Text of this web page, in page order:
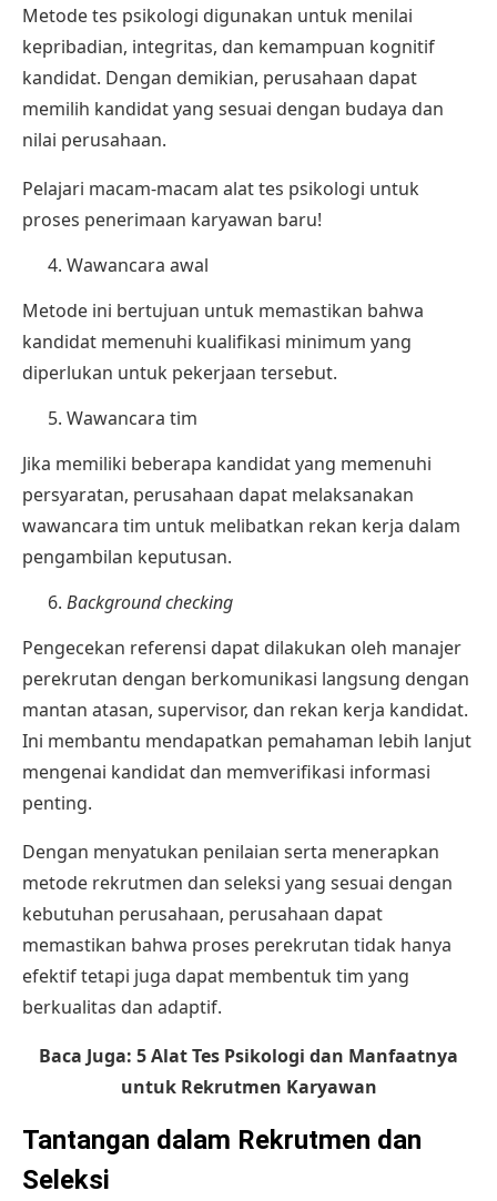
Metode tes psikologi digunakan untuk menilai
kepribadian, integritas, dan kemampuan kognitif
kandidat. Dengan demikian, perusahaan dapat
memilih kandidat yang sesuai dengan budaya dan
nilai perusahaan.
Pelajari macam-macam alat tes psikologi untuk
proses penerimaan karyawan baru!
Wawancara awal
Metode ini bertujuan untuk memastikan bahwa
kandidat memenuhi kualifikasi minimum yang
diperlukan untuk pekerjaan tersebut.
Wawancara tim
Jika memiliki beberapa kandidat yang memenuhi
persyaratan, perusahaan dapat melaksanakan
wawancara tim untuk melibatkan rekan kerja dalam
pengambilan keputusan.
Background checking
Pengecekan referensi dapat dilakukan oleh manajer
perekrutan dengan berkomunikasi langsung dengan
mantan atasan, supervisor, dan rekan kerja kandidat.
Ini membantu mendapatkan pemahaman lebih lanjut
mengenai kandidat dan memverifikasi informasi
penting.
Dengan menyatukan penilaian serta menerapkan
metode rekrutmen dan seleksi yang sesuai dengan
kebutuhan perusahaan, perusahaan dapat
memastikan bahwa proses perekrutan tidak hanya
efektif tetapi juga dapat membentuk tim yang
berkualitas dan adaptif.
Baca Juga: 5 Alat Tes Psikologi dan Manfaatnya
untuk Rekrutmen Karyawan
Tantangan dalam Rekrutmen dan
Seleksi